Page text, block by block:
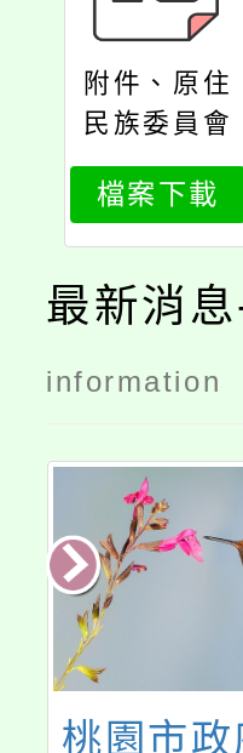
附件、原住
民族委員會
函
檔案下載
最新消
information
桃園市政